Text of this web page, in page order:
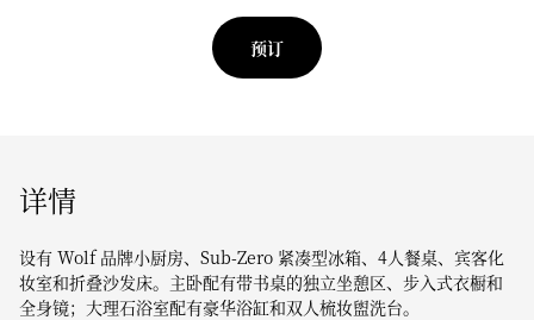
预订
详情
设有 Wolf 品牌小厨房、Sub-Zero 紧凑型冰箱、4人餐桌、宾客化
妆室和折叠沙发床。主卧配有带书桌的独立坐憩区、步入式衣橱和
全身镜；大理石浴室配有豪华浴缸和双人梳妆盥洗台。